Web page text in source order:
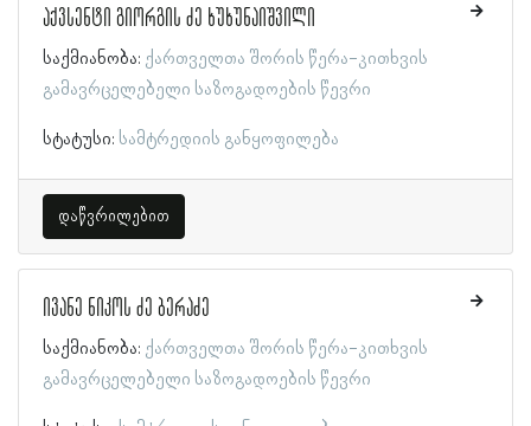
აქვსენტი გიორგის ძე ხუხუნაიშვილი
საქმიანობა: ქართველთა შორის წერა-კითხვის
გამავრცელებელი საზოგადოების წევრი
სტატუსი: სამტრედიის განყოფილება
დაწვრილებით
ივანე ნიკოს ძე ბერაძე
საქმიანობა: ქართველთა შორის წერა-კითხვის
გამავრცელებელი საზოგადოების წევრი